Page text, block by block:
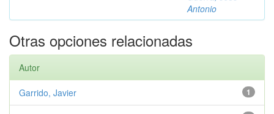
Antonio
Otras opciones relacionadas
Autor
1
Garrido, Javier